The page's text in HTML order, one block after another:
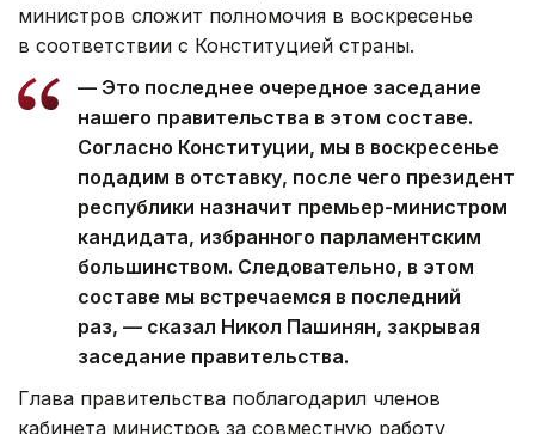
министров сложит полномочия в воскресенье
в соответствии с Конституцией страны.
— Это последнее очередное заседание
нашего правительства в этом составе.
Согласно Конституции, мы в воскресенье
подадим в отставку, после чего президент
республики назначит премьер-министром
кандидата, избранного парламентским
большинством. Следовательно, в этом
составе мы встречаемся в последний
раз, — сказал Никол Пашинян, закрывая
заседание правительства.
Глава правительства поблагодарил членов
кабинета министров за совместную работу